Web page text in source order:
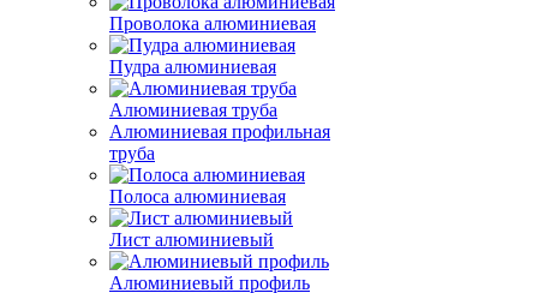
Проволока алюминиевая
Пудра алюминиевая
Алюминиевая труба
Алюминиевая профильная
труба
Полоса алюминиевая
Лист алюминиевый
Алюминиевый профиль